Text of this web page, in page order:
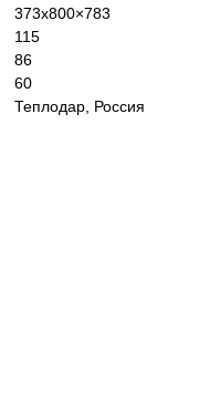
373x800×783
115
86
60
Теплодар, Россия